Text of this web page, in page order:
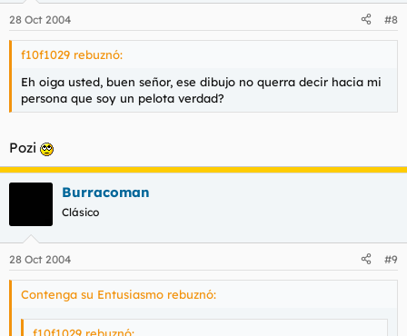
28 Oct 2004 #8
f10f1029 rebuznó:
Eh oiga usted, buen señor, ese dibujo no querra decir hacia mi
persona que soy un pelota verdad?
Pozi
Burracoman
Clásico
28 Oct 2004 #9
Contenga su Entusiasmo rebuznó: